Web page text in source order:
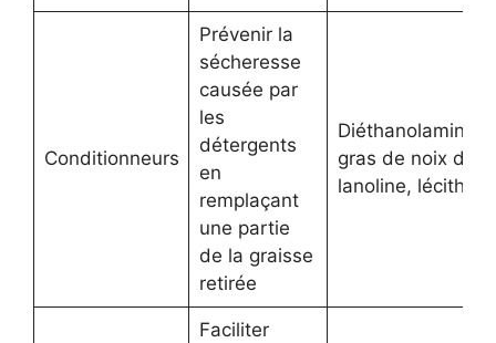
Conditionneurs
Prévenir la
sécheresse
causée par
les
détergents
en
remplaçant
une partie
de la graisse
retirée
Diéthanolamine
gras de noix de
lanoline, lécithine
Faciliter